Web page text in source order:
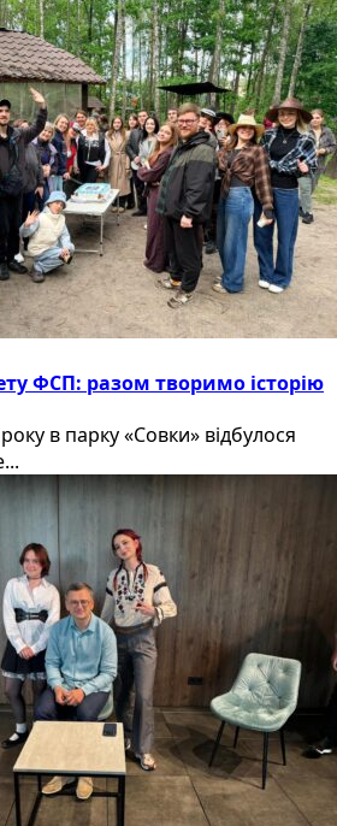
ФСП: разом творимо історію
в парку «Совки» відбулося